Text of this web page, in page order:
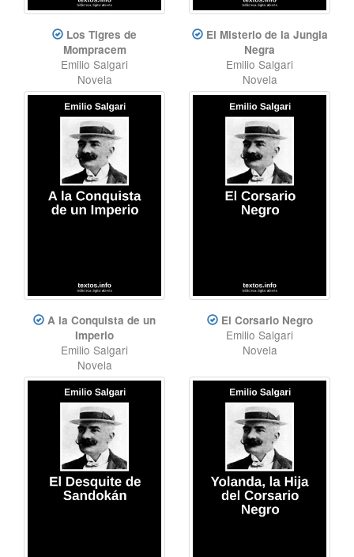
Los Tigres de
Mompracem
Emilio Salgari
Novela
El Misterio de la Jungla
Negra
Emilio Salgari
Novela
A la Conquista de un
Imperio
Emilio Salgari
Novela
El Corsario Negro
Emilio Salgari
Novela